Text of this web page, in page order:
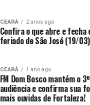
CEARÁ 2 anos ago
Confira o que abre e fecha
feriado de São José (19/03)
CEARÁ 1 ano ago
FM Dom Bosco mantém o
audiência e confirma sua
mais ouvidas de Fortaleza!